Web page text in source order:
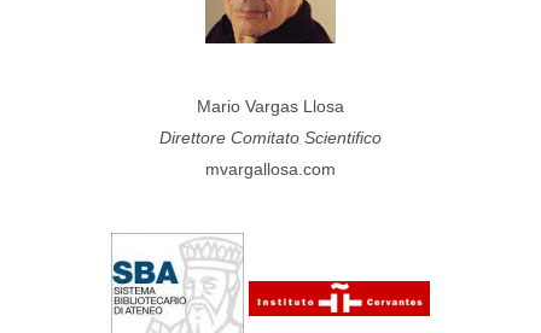
Mario Vargas Llosa
Direttore Comitato Scientifico
mvargallosa.com